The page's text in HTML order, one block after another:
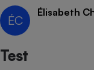
ÉC
Élisabeth
Test